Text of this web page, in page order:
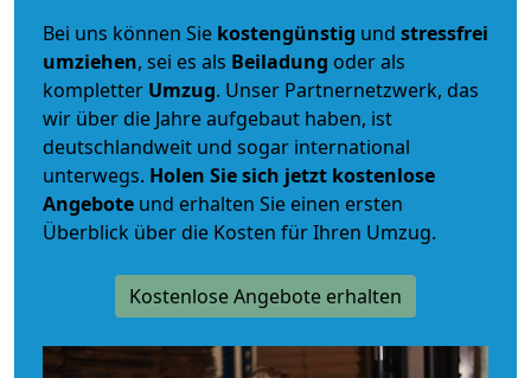
Bei uns können Sie kostengünstig und stressfrei
umziehen, sei es als Beiladung oder als
kompletter Umzug. Unser Partnernetzwerk, das
wir über die Jahre aufgebaut haben, ist
deutschlandweit und sogar international
unterwegs. Holen Sie sich jetzt kostenlose
Angebote und erhalten Sie einen ersten
Überblick über die Kosten für Ihren Umzug.
Kostenlose Angebote erhalten